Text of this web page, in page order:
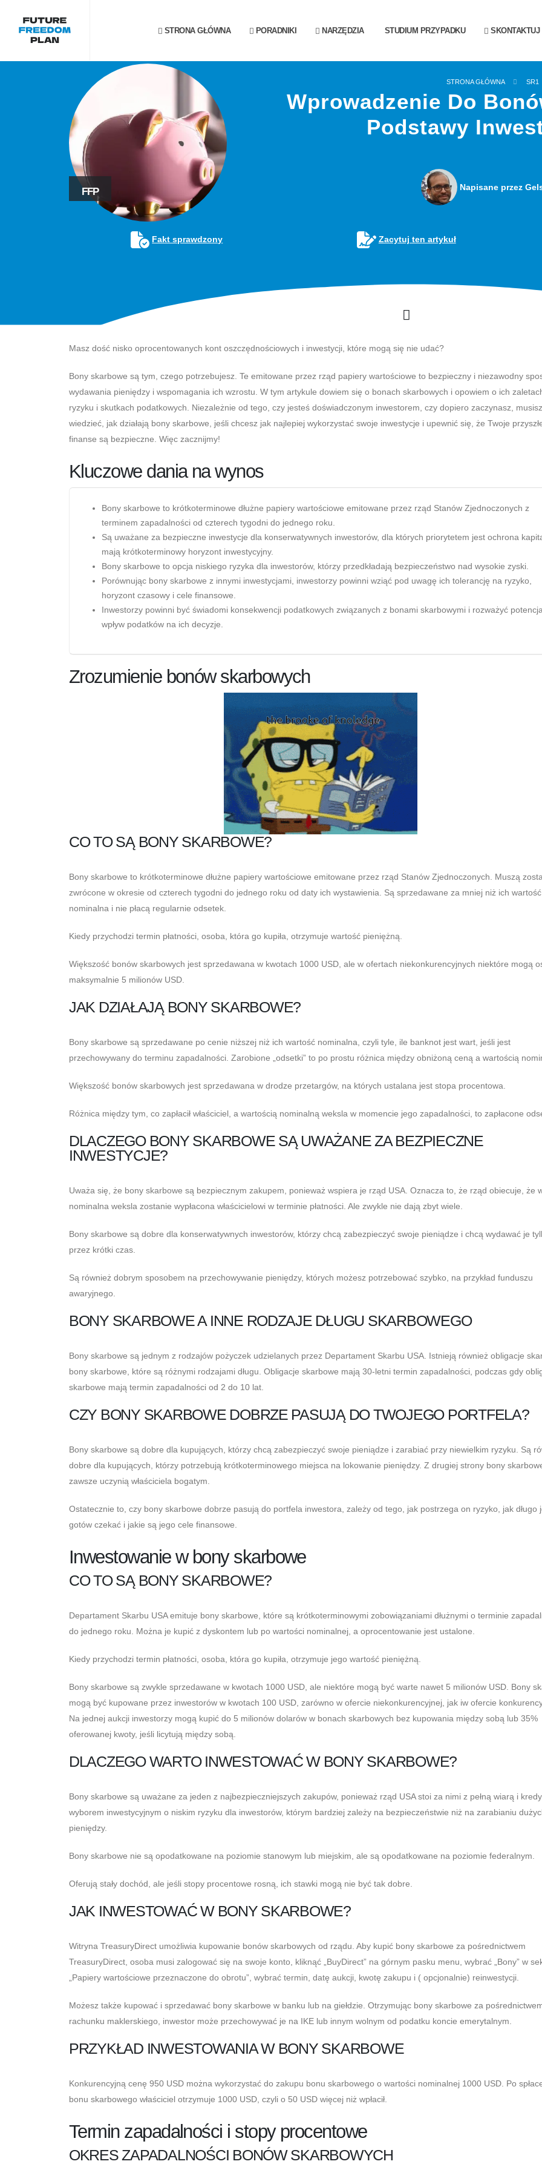
STRONA GŁÓWNA PORADNIKI NARZĘDZIA STUDIUM PRZYPADKU SKONTAKTUJ
FFP
STRONA GŁÓWNA SR1
Wprowadzenie Do
Podstawy
Napisane przez
Fakt sprawdzony Zacytuj ten artykuł
Masz dość nisko oprocentowanych kont oszczędnościowych i inwestycji, które mogą się nie udać?
Bony skarbowe są tym, czego potrzebujesz. Te emitowane przez rząd papiery wartościowe to bezpieczny i niezawodny
wydawania pieniędzy i wspomagania ich wzrostu. W tym artykule dowiem się o bonach skarbowych i opowiem o ich
ryzyku i skutkach podatkowych. Niezależnie od tego, czy jesteś doświadczonym inwestorem, czy dopiero zaczynasz, musisz
wiedzieć, jak działają bony skarbowe, jeśli chcesz jak najlepiej wykorzystać swoje inwestycje i upewnić się, że Twoje
finanse są bezpieczne. Więc zacznijmy!
Kluczowe dania na wynos
Bony skarbowe to krótkoterminowe dłużne papiery wartościowe emitowane przez rząd Stanów Zjednoczonych z
terminem zapadalności od czterech tygodni do jednego roku.
Są uważane za bezpieczne inwestycje dla konserwatywnych inwestorów, dla których priorytetem jest ochrona
mają krótkoterminowy horyzont inwestycyjny.
Bony skarbowe to opcja niskiego ryzyka dla inwestorów, którzy przedkładają bezpieczeństwo nad wysokie zyski.
Porównując bony skarbowe z innymi inwestycjami, inwestorzy powinni wziąć pod uwagę ich tolerancję na ryzyko,
horyzont czasowy i cele finansowe.
Inwestorzy powinni być świadomi konsekwencji podatkowych związanych z bonami skarbowymi i rozważyć
wpływ podatków na ich decyzje.
Zrozumienie bonów skarbowych
CO TO SĄ BONY SKARBOWE?
Bony skarbowe to krótkoterminowe dłużne papiery wartościowe emitowane przez rząd Stanów Zjednoczonych. Muszą
zwrócone w okresie od czterech tygodni do jednego roku od daty ich wystawienia. Są sprzedawane za mniej niż ich wartość
nominalna i nie płacą regularnie odsetek.
Kiedy przychodzi termin płatności, osoba, która go kupiła, otrzymuje wartość pieniężną.
Większość bonów skarbowych jest sprzedawana w kwotach 1000 USD, ale w ofertach niekonkurencyjnych niektóre mogą
maksymalnie 5 milionów USD.
JAK DZIAŁAJĄ BONY SKARBOWE?
Bony skarbowe są sprzedawane po cenie niższej niż ich wartość nominalna, czyli tyle, ile banknot jest wart, jeśli jest
przechowywany do terminu zapadalności. Zarobione „odsetki” to po prostu różnica między obniżoną ceną a wartością
Większość bonów skarbowych jest sprzedawana w drodze przetargów, na których ustalana jest stopa procentowa.
Różnica między tym, co zapłacił właściciel, a wartością nominalną weksla w momencie jego zapadalności, to zapłacone
DLACZEGO BONY SKARBOWE SĄ UWAŻANE ZA BEZPIECZNE
INWESTYCJE?
Uważa się, że bony skarbowe są bezpiecznym zakupem, ponieważ wspiera je rząd USA. Oznacza to, że rząd obiecuje, że
nominalna weksla zostanie wypłacona właścicielowi w terminie płatności. Ale zwykle nie dają zbyt wiele.
Bony skarbowe są dobre dla konserwatywnych inwestorów, którzy chcą zabezpieczyć swoje pieniądze i chcą wydawać je
przez krótki czas.
Są również dobrym sposobem na przechowywanie pieniędzy, których możesz potrzebować szybko, na przykład funduszu
awaryjnego.
BONY SKARBOWE A INNE RODZAJE DŁUGU SKARBOWEGO
Bony skarbowe są jednym z rodzajów pożyczek udzielanych przez Departament Skarbu USA. Istnieją również obligacje
bony skarbowe, które są różnymi rodzajami długu. Obligacje skarbowe mają 30-letni termin zapadalności, podczas gdy
skarbowe mają termin zapadalności od 2 do 10 lat.
CZY BONY SKARBOWE DOBRZE PASUJĄ DO TWOJEGO PORTFELA?
Bony skarbowe są dobre dla kupujących, którzy chcą zabezpieczyć swoje pieniądze i zarabiać przy niewielkim ryzyku. Są
dobre dla kupujących, którzy potrzebują krótkoterminowego miejsca na lokowanie pieniędzy. Z drugiej strony bony
zawsze uczynią właściciela bogatym.
Ostatecznie to, czy bony skarbowe dobrze pasują do portfela inwestora, zależy od tego, jak postrzega on ryzyko, jak długo
gotów czekać i jakie są jego cele finansowe.
Inwestowanie w bony skarbowe
CO TO SĄ BONY SKARBOWE?
Departament Skarbu USA emituje bony skarbowe, które są krótkoterminowymi zobowiązaniami dłużnymi o terminie
do jednego roku. Można je kupić z dyskontem lub po wartości nominalnej, a oprocentowanie jest ustalone.
Kiedy przychodzi termin płatności, osoba, która go kupiła, otrzymuje jego wartość pieniężną.
Bony skarbowe są zwykle sprzedawane w kwotach 1000 USD, ale niektóre mogą być warte nawet 5 milionów USD. Bony
mogą być kupowane przez inwestorów w kwotach 100 USD, zarówno w ofercie niekonkurencyjnej, jak iw ofercie
Na jednej aukcji inwestorzy mogą kupić do 5 milionów dolarów w bonach skarbowych bez kupowania między sobą lub 35%
oferowanej kwoty, jeśli licytują między sobą.
DLACZEGO WARTO INWESTOWAĆ W BONY SKARBOWE?
Bony skarbowe są uważane za jeden z najbezpieczniejszych zakupów, ponieważ rząd USA stoi za nimi z pełną wiarą i
wyborem inwestycyjnym o niskim ryzyku dla inwestorów, którym bardziej zależy na bezpieczeństwie niż na zarabianiu
pieniędzy.
Bony skarbowe nie są opodatkowane na poziomie stanowym lub miejskim, ale są opodatkowane na poziomie federalnym.
Oferują stały dochód, ale jeśli stopy procentowe rosną, ich stawki mogą nie być tak dobre.
JAK INWESTOWAĆ W BONY SKARBOWE?
Witryna TreasuryDirect umożliwia kupowanie bonów skarbowych od rządu. Aby kupić bony skarbowe za pośrednictwem
TreasuryDirect, osoba musi zalogować się na swoje konto, kliknąć „BuyDirect” na górnym pasku menu, wybrać „Bony” w
„Papiery wartościowe przeznaczone do obrotu”, wybrać termin, datę aukcji, kwotę zakupu i ( opcjonalnie) reinwestycji.
Możesz także kupować i sprzedawać bony skarbowe w banku lub na giełdzie. Otrzymując bony skarbowe za
rachunku maklerskiego, inwestor może przechowywać je na IKE lub innym wolnym od podatku koncie emerytalnym.
PRZYKŁAD INWESTOWANIA W BONY SKARBOWE
Konkurencyjną cenę 950 USD można wykorzystać do zakupu bonu skarbowego o wartości nominalnej 1000 USD. Po
bonu skarbowego właściciel otrzymuje 1000 USD, czyli o 50 USD więcej niż wpłacił.
Termin zapadalności i stopy procentowe
OKRES ZAPADALNOŚCI BONÓW SKARBOWYCH